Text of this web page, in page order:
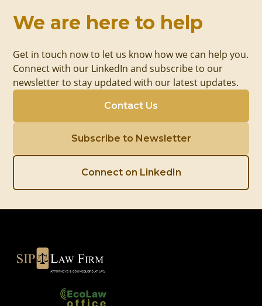
We are here to help
Get in touch now to let us know how we can help you.
Connect with our LinkedIn and subscribe to our
newsletter to stay updated with our latest updates.
Contact Us
Subscribe to Newsletter
Connect on LinkedIn